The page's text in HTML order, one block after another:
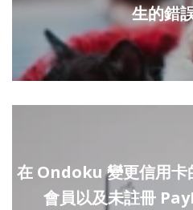
生的錯
在 Ondoku 變更信用卡
會員以及未註冊